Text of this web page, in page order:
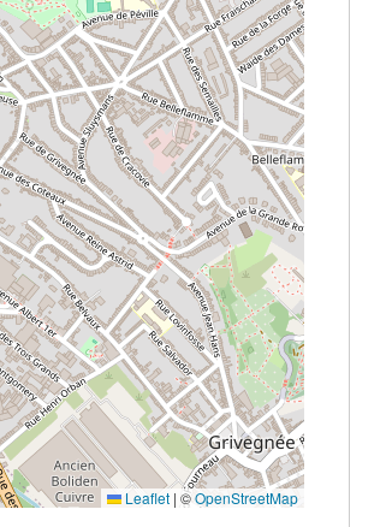
Leaflet | ©OpenStreetMap